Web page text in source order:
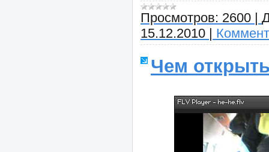
Просмотров: 2600
15.12.2010
Чем